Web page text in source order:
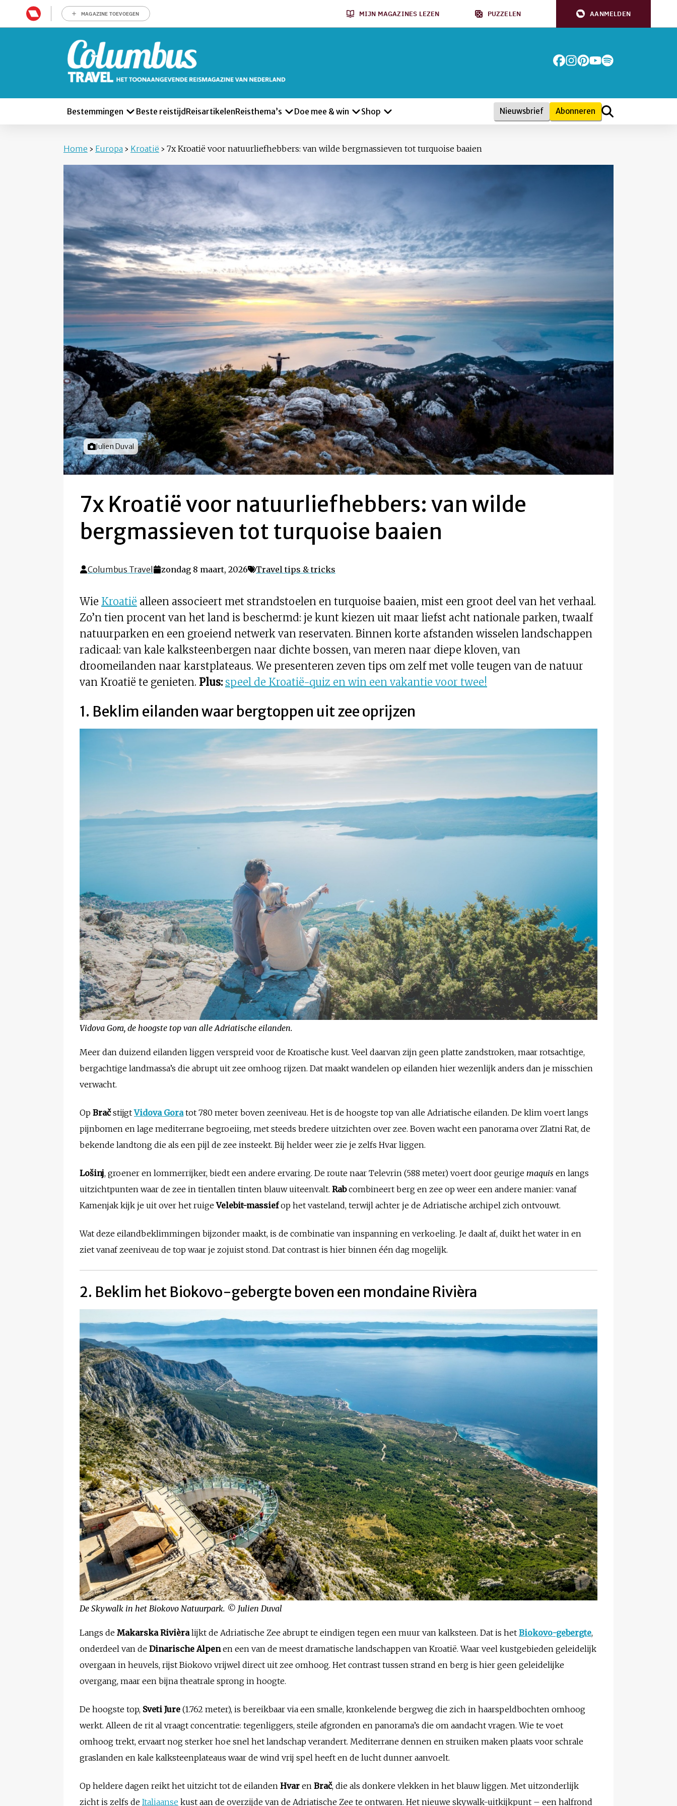
MAGAZINE TOEVOEGEN MIJN MAGAZINES LEZEN PUZZELEN AANMELDEN
Bestemmingen Beste reistijd ReisartikelenReisthema’s Doe mee & win Shop Nieuwsbrief Abonneren
Home › Europa › Kroatië › 7x Kroatië voor natuurliefhebbers: van wilde bergmassieven tot turquoise baaien
Foto door
Julien Duval
7x Kroatië voor natuurliefhebbers: van wilde
bergmassieven tot turquoise baaien
Columbus Travel zondag 8 maart, 2026 Travel tips & tricks
Wie Kroatië alleen associeert met strandstoelen en turquoise baaien, mist een groot deel van het verhaal.
Zo’n tien procent van het land is beschermd: je kunt kiezen uit maar liefst acht nationale parken, twaalf
natuurparken en een groeiend netwerk van reservaten. Binnen korte afstanden wisselen landschappen
radicaal: van kale kalksteenbergen naar dichte bossen, van meren naar diepe kloven, van
droomeilanden naar karstplateaus. We presenteren zeven tips om zelf met volle teugen van de natuur
van Kroatië te genieten. Plus: speel de Kroatië-quiz en win een vakantie voor twee!
1. Beklim eilanden waar bergtoppen uit zee oprijzen
Vidova Gora, de hoogste top van alle Adriatische eilanden.
Meer dan duizend eilanden liggen verspreid voor de Kroatische kust. Veel daarvan zijn geen platte zandstroken, maar rotsachtige,
bergachtige landmassa’s die abrupt uit zee omhoog rijzen. Dat maakt wandelen op eilanden hier wezenlijk anders dan je misschien
verwacht.
Op BračstijgtVidova Goratot 780 meter boven zeeniveau. Het is de hoogste top van alle Adriatische eilanden. De klim voert langs
pijnbomen en lage mediterrane begroeiing, met steeds bredere uitzichten over zee. Boven wacht een panorama over Zlatni Rat, de
bekende landtong die als een pijl de zee insteekt. Bij helder weer zie je zelfs Hvar liggen.
Lošinj, groener en lommerrijker, biedt een andere ervaring. De route naar Televrin (588 meter) voert door geurige maquis en langs
uitzichtpunten waar de zee in tientallen tinten blauw uiteenvalt. Rabcombineert berg en zee op weer een andere manier: vanaf
Kamenjak kijk je uit over het ruigeVelebit-massiefop het vasteland, terwijl achter je de Adriatische archipel zich ontvouwt.
Wat deze eilandbeklimmingen bijzonder maakt, is de combinatie van inspanning en verkoeling. Je daalt af, duikt het water in en
ziet vanaf zeeniveau de top waar je zojuist stond. Dat contrast is hier binnen één dag mogelijk.
2. Beklim het Biokovo-gebergte boven een mondaine Rivièra
De Skywalk in het Biokovo Natuurpark. © Julien Duval
Langs de Makarska Rivièralijkt de Adriatische Zee abrupt te eindigen tegen een muur van kalksteen. Dat is het Biokovo-gebergte,
onderdeel van de Dinarische Alpenen een van de meest dramatische landschappen van Kroatië. Waar veel kustgebieden geleidelijk
overgaan in heuvels, rijst Biokovo vrijwel direct uit zee omhoog. Het contrast tussen strand en berg is hier geen geleidelijke
overgang, maar een bijna theatrale sprong in hoogte.
De hoogste top, Sveti Jure (1.762 meter), is bereikbaar via een smalle, kronkelende bergweg die zich in haarspeldbochten omhoog
werkt. Alleen de rit al vraagt concentratie: tegenliggers, steile afgronden en panorama’s die om aandacht vragen. Wie te voet
omhoog trekt, ervaart nog sterker hoe snel het landschap verandert. Mediterrane dennen en struiken maken plaats voor schrale
graslanden en kale kalksteenplateaus waar de wind vrij spel heeft en de lucht dunner aanvoelt.
Op heldere dagen reikt het uitzicht tot de eilanden Hvar en Brač, die als donkere vlekken in het blauw liggen. Met uitzonderlijk
zicht is zelfs de Italiaanse kust aan de overzijde van de Adriatische Zee te ontwaren. Het nieuwe skywalk-uitkijkpunt – een halfrond